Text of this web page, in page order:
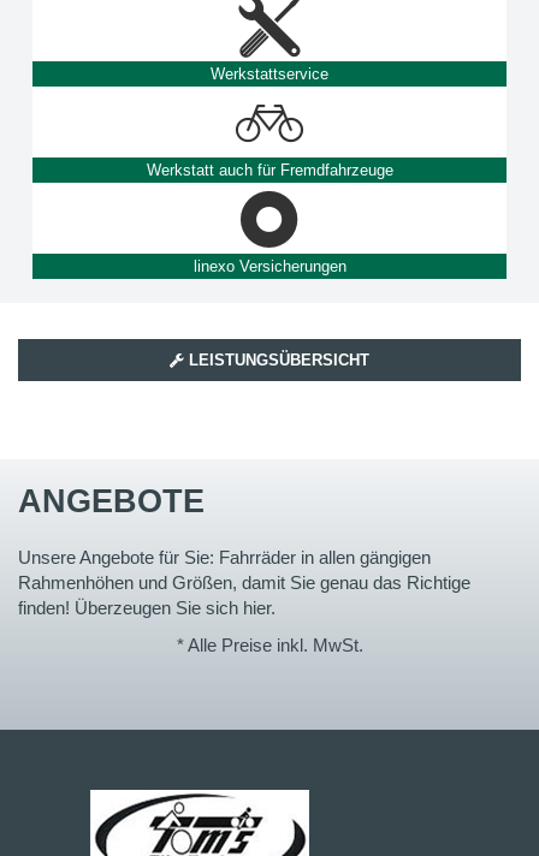
Werkstattservice
Werkstatt auch für Fremdfahrzeuge
linexo Versicherungen
LEISTUNGSÜBERSICHT
ANGEBOTE
Unsere Angebote für Sie: Fahrräder in allen gängigen
Rahmenhöhen und Größen, damit Sie genau das Richtige
finden! Überzeugen Sie sich hier.
* Alle Preise inkl. MwSt.